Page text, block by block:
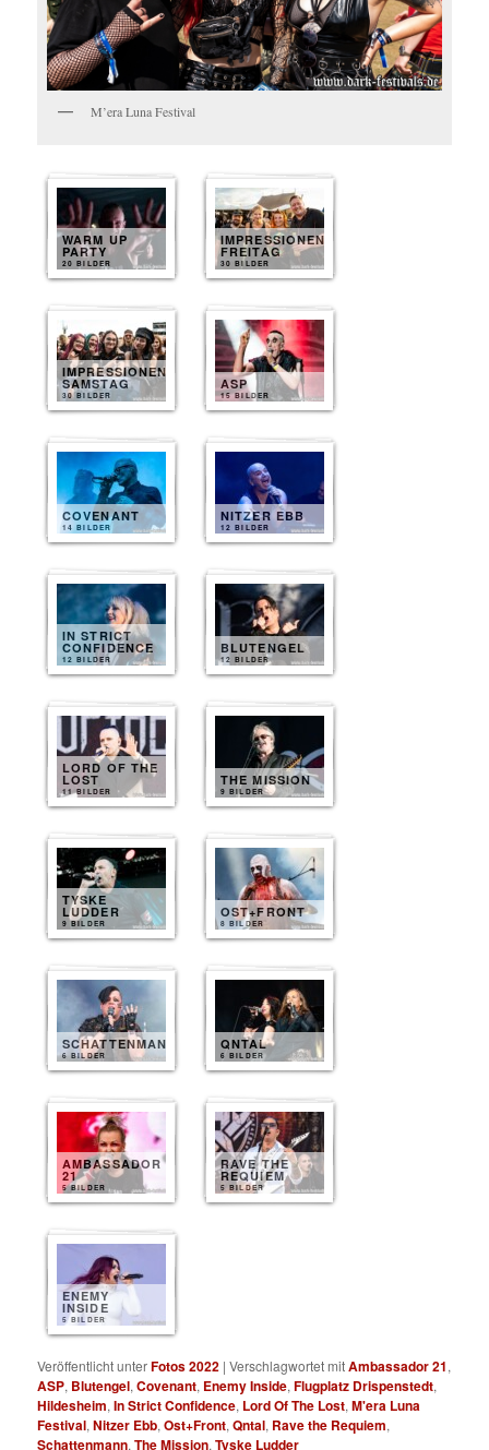
M’era Luna Festival
WARM UP
PARTY
20 BILDER
IMPRESSIONEN
FREITAG
30 BILDER
IMPRESSIONEN
SAMSTAG
30 BILDER
ASP
15 BILDER
COVENANT
14 BILDER
NITZER EBB
12 BILDER
IN STRICT
CONFIDENCE
12 BILDER
BLUTENGEL
12 BILDER
LORD OF THE
LOST
11 BILDER
THE MISSION
9 BILDER
TYSKE
LUDDER
9 BILDER
OST+FRONT
8 BILDER
SCHATTENMANN
6 BILDER
QNTAL
6 BILDER
AMBASSADOR
21
5 BILDER
RAVE THE
REQUIEM
5 BILDER
ENEMY
INSIDE
5 BILDER
Veröffentlicht unterFotos 2022 |Verschlagwortet mitAmbassador 21,
ASP, Blutengel,Covenant, Enemy Inside,Flugplatz Drispenstedt,
Hildesheim,In Strict Confidence, Lord Of The Lost,M'era Luna
Festival,Nitzer Ebb,Ost+Front,Qntal, Rave the Requiem,
Schattenmann,The Mission,Tyske Ludder